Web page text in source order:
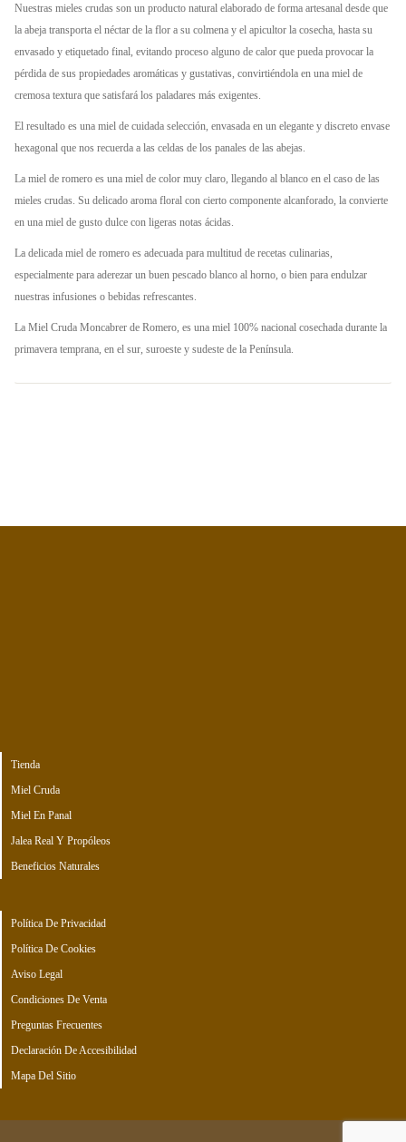
Nuestras mieles crudas son un producto natural elaborado de forma artesanal desde que
la abeja transporta el néctar de la flor a su colmena y el apicultor la cosecha, hasta su
envasado y etiquetado final, evitando proceso alguno de calor que pueda provocar la
pérdida de sus propiedades aromáticas y gustativas, convirtiéndola en una miel de
cremosa textura que satisfará los paladares más exigentes.
El resultado es una miel de cuidada selección, envasada en un elegante y discreto envase
hexagonal que nos recuerda a las celdas de los panales de las abejas.
La miel de romero es una miel de color muy claro, llegando al blanco en el caso de las
mieles crudas. Su delicado aroma floral con cierto componente alcanforado, la convierte
en una miel de gusto dulce con ligeras notas ácidas.
La delicada miel de romero es adecuada para multitud de recetas culinarias,
especialmente para aderezar un buen pescado blanco al horno, o bien para endulzar
nuestras infusiones o bebidas refrescantes.
La Miel Cruda Moncabrer de Romero, es una miel 100% nacional cosechada durante la
primavera temprana, en el sur, suroeste y sudeste de la Península.
Tienda
Miel Cruda
Miel En Panal
Jalea Real Y Propóleos
Beneficios Naturales
Política De Privacidad
Política De Cookies
Aviso Legal
Condiciones De Venta
Preguntas Frecuentes
Declaración De Accesibilidad
Mapa Del Sitio